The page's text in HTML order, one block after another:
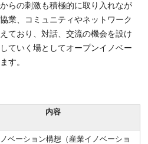
らの刺激も積極的に取り入れなが
業、コミュニティやネットワーク
ており、対話、交流の機会を設け
ていく場としてオープンイノベー
す。
内容
ベーション構想（産業イノベーショ